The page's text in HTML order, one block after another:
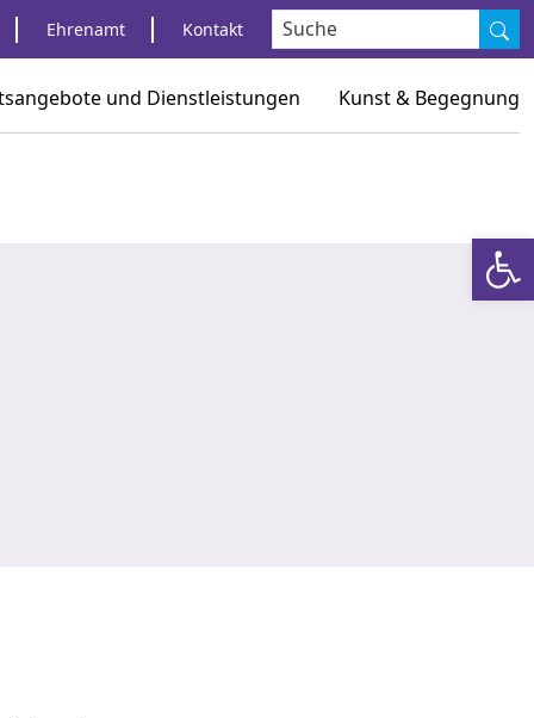
Ehrenamt Kontakt
und Dienstleistungen Kunst & Begegnung